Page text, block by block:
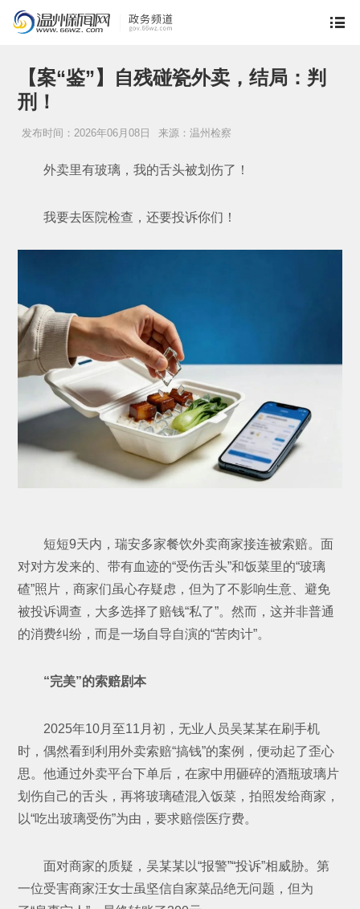
【案“鉴”】自残碰瓷外卖，结局：判
刑！
发布时间：2026年06月08日 来源：温州检察
外卖里有玻璃，我的舌头被划伤了！
我要去医院检查，还要投诉你们！
短短9天内，瑞安多家餐饮外卖商家接连被索赔。面
对对方发来的、带有血迹的“受伤舌头”和饭菜里的“玻璃
碴”照片，商家们虽心存疑虑，但为了不影响生意、避免
被投诉调查，大多选择了赔钱“私了”。然而，这并非普通
的消费纠纷，而是一场自导自演的“苦肉计”。
“完美”的索赔剧本
2025年10月至11月初，无业人员吴某某在刷手机
时，偶然看到利用外卖索赔“搞钱”的案例，便动起了歪心
思。他通过外卖平台下单后，在家中用砸碎的酒瓶玻璃片
划伤自己的舌头，再将玻璃碴混入饭菜，拍照发给商家，
以“吃出玻璃受伤”为由，要求赔偿医疗费。
面对商家的质疑，吴某某以“报警”“投诉”相威胁。第
一位受害商家汪女士虽坚信自家菜品绝无问题，但为